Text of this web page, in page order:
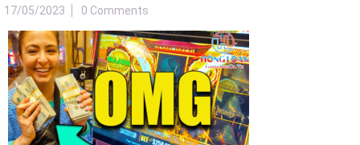
17/05/2023 0 Comments